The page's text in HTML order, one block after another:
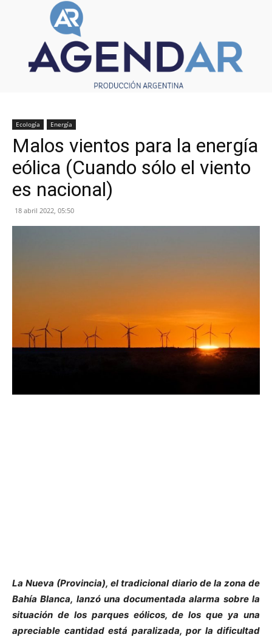
Ecología Energía
Malos vientos para la energía
eólica (Cuando sólo el viento
es nacional)
18 abril 2022, 05:50
La Nueva (Provincia), el tradicional diario de la zona de
Bahía Blanca, lanzó una documentada alarma sobre la
situación de los parques eólicos, de los que ya una
apreciable cantidad está paralizada, por la dificultad